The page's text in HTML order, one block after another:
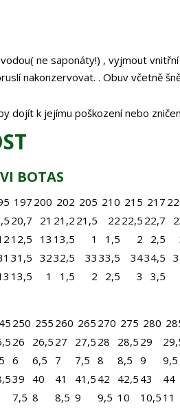
ne saponáty!) , vyjmout
nakonzervovat. . Obuv včetně
dojít k jejímu poškození nebo
BOTAS
197 200 202 205 210 215 217
20,7 21 21,2 21,5 22 22,5 22,7
12,5 13 13,5 1 1,5 2 2,5
31,5 3232,5 33 33,5 3434,5
13,5 1 1,5 2 2,5 3 3,5
250 255 260 265 270 275 280
26 26,5 27 27,5 28 28,5 29
6 6,5 7 7,5 8 8,5 9 9,5
39 40 41 41,5 42 42,5 43 44
7,5 8 8,5 9 9,5 10 10,5 11